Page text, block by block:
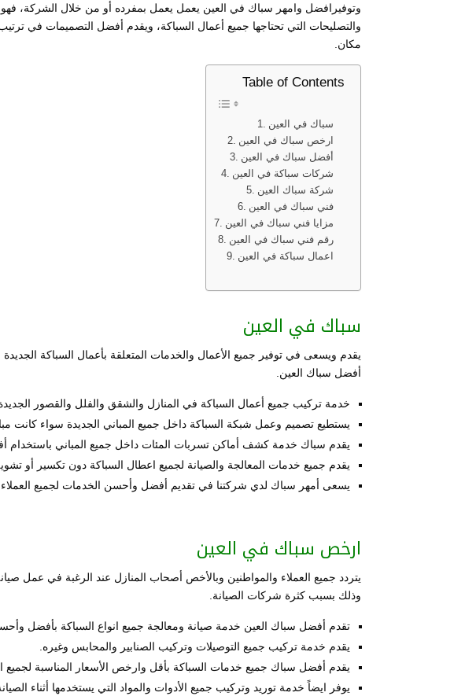
وتوفيرافضل وامهر سباك في العين يعمل يعمل بمفرده أو من خلال الشركة،
والتصليحات التي تحتاجها جميع أعمال السباكة، ويقدم أفضل التصميمات في
مكان.
Table of Contents
سباك في العين
ارخص سباك في العين
أفضل سباك في العين
شركات سباكة في العين
شركة سباك العين
فني سباك في العين
مزايا فني سباك في العين
رقم فني سباك في العين
اعمال سباكة في العين
سباك في العين
يقدم ويسعى في توفير جميع الأعمال والخدمات المتعلقة بأعمال السباكة
أفضل سباك العين.
خدمة تركيب جميع أعمال السباكة في المنازل والشقق والفلل والقصور
يستطيع تصميم وعمل شبكة السباكة داخل جميع المباني الجديدة سواء كانت
يقدم سباك خدمة كشف أماكن تسربات المئات داخل جميع المباني باستخدام
يقدم جميع خدمات المعالجة والصيانة لجميع اعطال السباكة دون تكسير أو
يسعى أمهر سباك لدي شركتنا في تقديم أفضل وأحسن الخدمات لجميع العملاء
ارخص سباك في العين
يتردد جميع العملاء والمواطنين وبالأخص أصحاب المنازل عند الرغبة في عمل
وذلك بسبب كثرة شركات الصيانة.
تقدم أفضل سباك العين خدمة صيانة ومعالجة جميع انواع السباكة بأفضل
يقدم خدمة تركيب جميع التوصيلات وتركيب الصنابير والمحابس وغيره.
يقدم أفضل سباك جميع خدمات السباكة بأقل وارخص الأسعار المناسبة لجميع
يوفر ايضاً خدمة توريد وتركيب جميع الأدوات والمواد التي يستخدمها أثناء